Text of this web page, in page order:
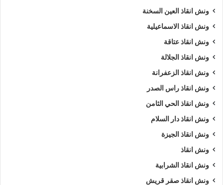
ونش انقاذ العين السخنة
ونش انقاذ الاسماعيلية
ونش انقاذ عتاقة
ونش انقاذ الجلالة
ونش انقاذ الزعفرانة
ونش انقاذ راس الصدر
ونش انقاذ الحي الثامن
ونش انقاذ دار السلام
ونش انقاذ الجيزة
ونش انقاذ
ونش انقاذ الشرابية
ونش انقاذ صقر قريش